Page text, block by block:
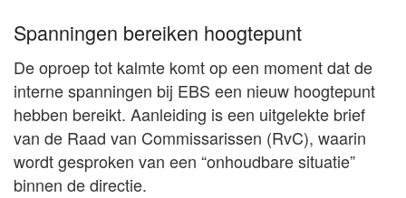
Spanningen bereiken hoogtepunt
De oproep tot kalmte komt op een moment dat de
interne spanningen bij EBS een nieuw hoogtepunt
hebben bereikt. Aanleiding is een uitgelekte brief
van de Raad van Commissarissen (RvC), waarin
wordt gesproken van een “onhoudbare situatie”
binnen de directie.